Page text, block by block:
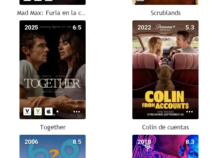
Mad Max: Furia en la carretera Scrublands
6.5
2025
Together
5.3
2022
Colin de cuentas
8.5
2006 8.3
2018